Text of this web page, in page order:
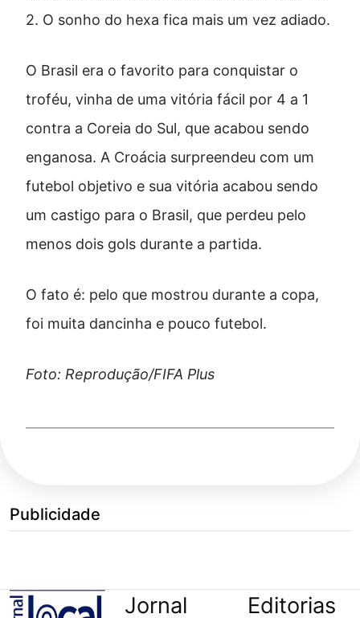
2. O sonho do hexa fica mais um vez adiado.
O Brasil era o favorito para conquistar o
troféu, vinha de uma vitória fácil por 4 a 1
contra a Coreia do Sul, que acabou sendo
enganosa. A Croácia surpreendeu com um
futebol objetivo e sua vitória acabou sendo
um castigo para o Brasil, que perdeu pelo
menos dois gols durante a partida.
O fato é: pelo que mostrou durante a copa,
foi muita dancinha e pouco futebol.
Foto: Reprodução/FIFA Plus
Publicidade
Jornal Editorias